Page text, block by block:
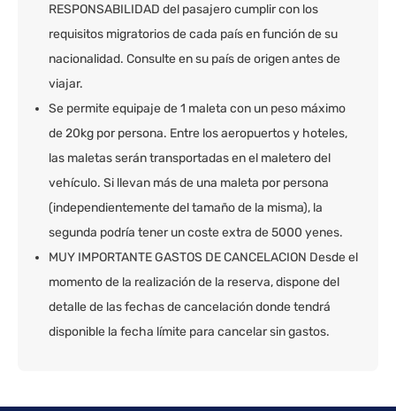
RESPONSABILIDAD del pasajero cumplir con los
requisitos migratorios de cada país en función de su
nacionalidad. Consulte en su país de origen antes de
viajar.
Se permite equipaje de 1 maleta con un peso máximo
de 20kg por persona. Entre los aeropuertos y hoteles,
las maletas serán transportadas en el maletero del
vehículo. Si llevan más de una maleta por persona
(independientemente del tamaño de la misma), la
segunda podría tener un coste extra de 5000 yenes.
MUY IMPORTANTE GASTOS DE CANCELACION Desde el
momento de la realización de la reserva, dispone del
detalle de las fechas de cancelación donde tendrá
disponible la fecha límite para cancelar sin gastos.